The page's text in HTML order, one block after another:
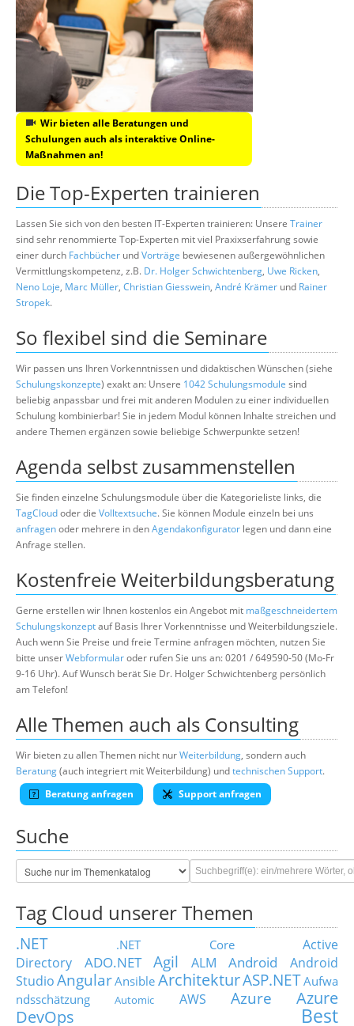
Wir bieten alle Beratungen und
Schulungen auch als interaktive Online-
Maßnahmen an!
Die Top-Experten trainieren
Lassen Sie sich von den besten IT-Experten trainieren: Unsere Trainer
sind sehr renommierte Top-Experten mit viel Praxixserfahrung sowie
einer durch Fachbücher undVorträge bewiesenen außergewöhnlichen
Vermittlungskompetenz, z.B. Dr. Holger Schwichtenberg, Uwe Ricken,
Neno Loje, Marc Müller, Christian Giesswein, André Krämer und Rainer
Stropek.
So flexibel sind die Seminare
Wir passen uns Ihren Vorkenntnissen und didaktischen Wünschen (siehe
Schulungskonzepte) exakt an: Unsere 1042 Schulungsmodule sind
beliebig anpassbar und frei mit anderen Modulen zu einer individuellen
Schulung kombinierbar! Sie in jedem Modul können Inhalte streichen und
andere Themen ergänzen sowie beliebige Schwerpunkte setzen!
Agenda selbst zusammenstellen
Sie finden einzelne Schulungsmodule über die Kategorieliste links, die
TagCloudoder die Volltextsuche. Sie können Module einzeln bei uns
anfragenoder mehrere in denAgendakonfigurator legen und dann eine
Anfrage stellen.
Kostenfreie Weiterbildungsberatung
Gerne erstellen wir Ihnen kostenlos ein Angebot mit maßgeschneidertem
Schulungskonzeptauf Basis Ihrer Vorkenntnisse und Weiterbildungsziele.
Auch wenn Sie Preise und freie Termine anfragen möchten, nutzen Sie
bitte unserWebformularoder rufen Sie uns an: 0201 / 649590-50 (Mo-Fr
9-16 Uhr). Auf Wunsch berät Sie Dr. Holger Schwichtenberg persönlich
am Telefon!
Alle Themen auch als Consulting
Wir bieten zu allen Themen nicht nurWeiterbildung, sondern auch
Beratung(auch integriert mit Weiterbildung) undtechnischen Support.
Beratung anfragen
Support anfragen
Suche
Tag Cloud unserer Themen
.NET .NET Core
Active
Directory
ADO.NET Agil ALM Android
Android
StudioAngularAnsible ArchitekturASP.NETAufwa
ndsschätzung
Automic AWS Azure
Azure
DevOps
Best